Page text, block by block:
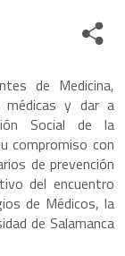
Share
de Medicina,
médicas y dar a
Social de la
compromiso con
de prevención
del encuentro
de Médicos, la
de Salamanca